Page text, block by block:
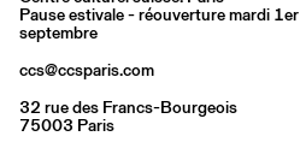
Pause estivale - réouverture mardi 1er
septembre
ccs@ccsparis.com
32 rue des Francs-Bourgeois
75003 Paris